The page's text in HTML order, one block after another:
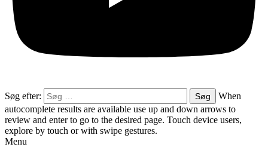
Søg efter:
When
autocomplete results are available use up and down arrows to
review and enter to go to the desired page. Touch device users,
explore by touch or with swipe gestures.
Menu